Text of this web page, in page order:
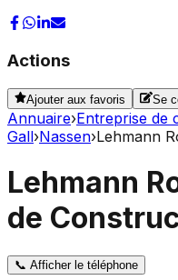
Actions
Ajouter aux favoris Se
Annuaire›Entreprise de
Gall›Nassen›Lehmann
Lehmann
de
📞 Afficher le téléphone